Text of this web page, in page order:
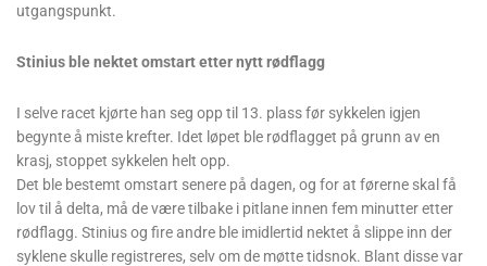
utgangspunkt.
Stinius ble nektet omstart etter nytt rødflagg
I selve racet kjørte han seg opp til 13. plass før sykkelen igjen
begynte å miste krefter. Idet løpet ble rødflagget på grunn av en
krasj, stoppet sykkelen helt opp.
Det ble bestemt omstart senere på dagen, og for at førerne skal få
lov til å delta, må de være tilbake i pitlane innen fem minutter etter
rødflagg. Stinius og fire andre ble imidlertid nektet å slippe inn der
syklene skulle registreres, selv om de møtte tidsnok. Blant disse var